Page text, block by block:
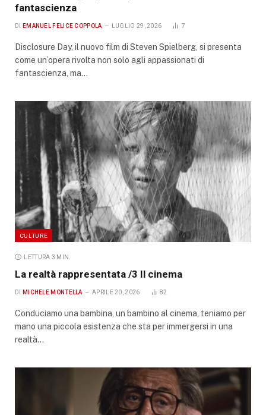
fantascienza
DI EMANUEL FELICE COPPOLA LUGLIO 29, 2026 7
Disclosure Day, il nuovo film di Steven Spielberg, si presenta
come un’opera rivolta non solo agli appassionati di
fantascienza, ma…
CULTURE
LETTURA 3 MIN.
La realtà rappresentata /3 Il cinema
DI MICHELE MONTELLA APRILE 20, 2026 82
Conduciamo una bambina, un bambino al cinema, teniamo per
mano una piccola esistenza che sta per immergersi in una
realtà…